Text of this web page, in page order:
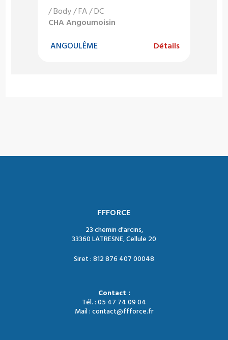
/ Body / FA / DC
CHA Angoumoisin
ANGOULÊME Détails
FFFORCE
23 chemin d'arcins,
33360 LATRESNE, Cellule 20
Siret : 812 876 407 00048
Contact :
Tél. : 05 47 74 09 04
Mail : contact@ffforce.fr